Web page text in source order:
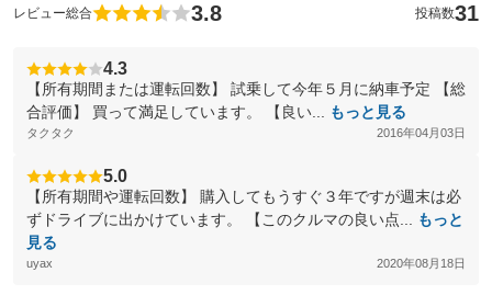
レビュー総合 3.8 投稿数31
4.3
【所有期間または運転回数】 試乗して今年５月に納車予定 【総
合評価】 買って満足しています。 【良い...
もっと見る
タクタク 2016年04月03日
5.0
【所有期間や運転回数】 購入してもうすぐ３年ですが週末は必
ずドライブに出かけています。 【このクルマの良い点...
もっと
見る
uyax 2020年08月18日